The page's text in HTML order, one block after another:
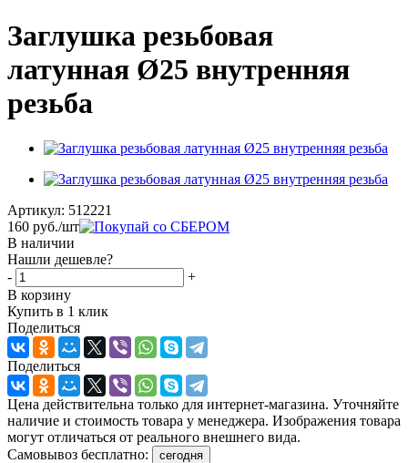
Заглушка резьбовая
латунная Ø25 внутренняя
резьба
Артикул: 512221
160 руб./шт
В наличии
Нашли дешевле?
-
+
В корзину
Купить в 1 клик
Поделиться
Поделиться
Цена действительна только для интернет-магазина. Уточняйте
наличие и стоимость товара у менеджера. Изображения товара
могут отличаться от реального внешнего вида.
Самовывоз бесплатно:
сегодня